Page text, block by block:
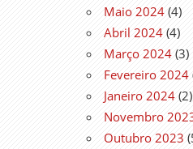
Maio 2024 (4)
Abril 2024 (4)
Março 2024 (3)
Fevereiro 2024
Janeiro 2024 (2)
Novembro
Outubro 2023